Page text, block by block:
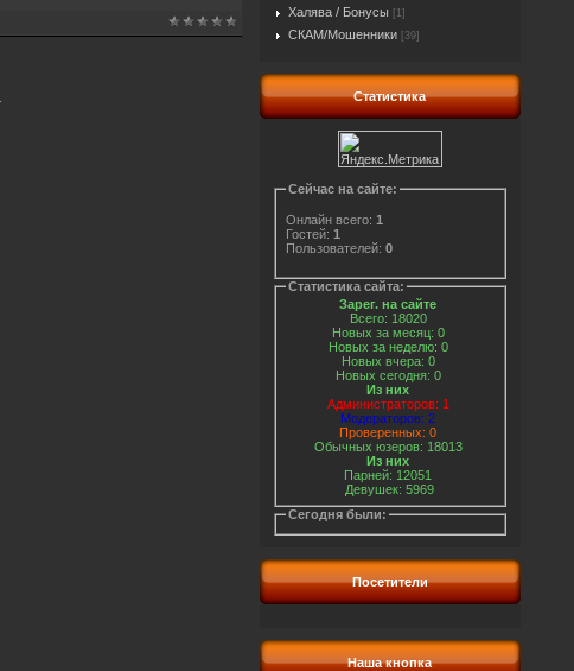
Халява / Бонусы [1]
СКАМ/Мошенники [39]
Статистика
Сейчас на сайте:
Онлайн всего: 1
Гостей: 1
Пользователей: 0
Статистика сайта:
Зарег. на сайте
Всего: 18020
Новых за месяц: 0
Новых за неделю: 0
Новых вчера: 0
Новых сегодня: 0
Из них
Администраторов: 1
Модераторов: 2
Проверенных: 0
Обычных юзеров: 18013
Из них
Парней: 12051
Девушек: 5969
Сегодня были:
Посетители
Наша кнопка